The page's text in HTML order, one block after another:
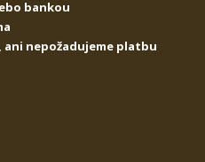
bankou
ani nepožadujeme platbu